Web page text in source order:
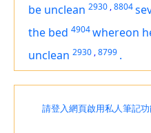
be unclean 2930 ,8804
the bed 4904whereon
unclean 2930 ,8799 .
請登入網頁啟用私人筆記功